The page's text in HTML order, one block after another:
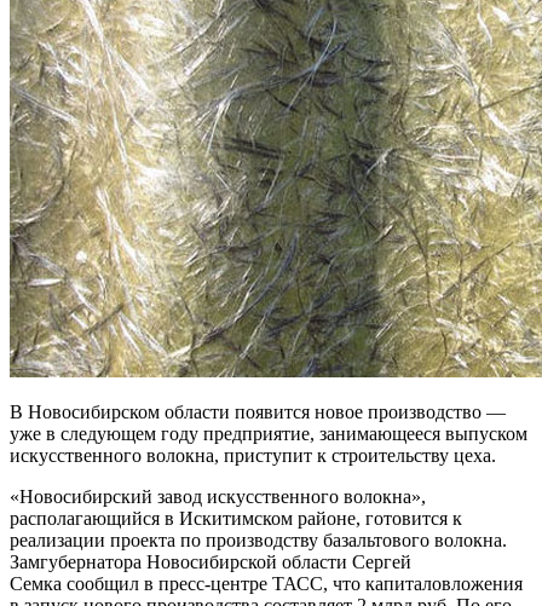
В Новосибирском области появится новое производство —
уже в следующем году предприятие, занимающееся выпуском
искусственного волокна, приступит к строительству цеха.
«Новосибирский завод искусственного волокна»,
располагающийся в Искитимском районе, готовится к
реализации проекта по производству базальтового волокна.
Замгубернатора Новосибирской области Сергей
Семка сообщил в пресс-центре ТАСС, что капиталовложения